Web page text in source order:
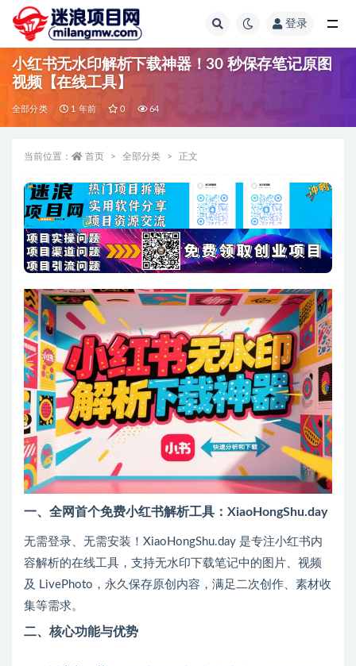
登录
小红书无水印解析下载神器！30 秒保存笔记原图
视频【在线工具】
全部分类 1 年前 0 64
当前位置： 首页 全部分类 正文
一、全网首个免费小红书解析工具：XiaoHongShu.day
无需登录、无需安装！XiaoHongShu.day 是专注小红书内
容解析的在线工具，支持无水印下载笔记中的图片、视频
及 LivePhoto，永久保存原创内容，满足二次创作、素材收
集等需求。
二、核心功能与优势
全部